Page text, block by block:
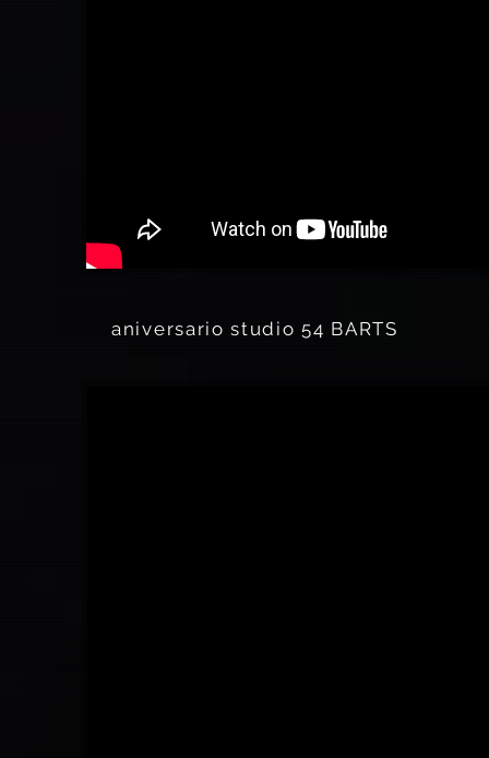
aniversario studio 54 BARTS